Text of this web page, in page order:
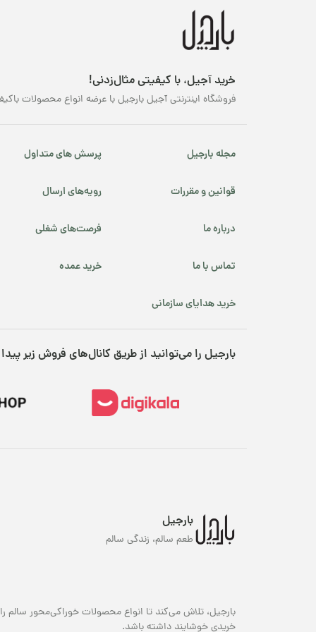
محصولات پرفروش
خرید آجیل، با کیفیتی مثال‌زدنی!
فروشگاه اینترنتی آجیل بارجیل با عرضه انواع محصولات
مجله بارجیل پرسش های متداول
قوانین و مقررات رویه‌های ارسال
درباره ما فرصت‌های شغلی
تماس با ما خرید عمده
خرید هدایای سازمانی
بارجیل را می‌توانید از طریق کانال‌های فروش زیر
بارجیل
طعم سالم، زندگی سالم
بارجیل، تلاش می‌کند تا انواع محصولات خوراکی‌محور سالم
خریدی خوشایند داشته باشد.